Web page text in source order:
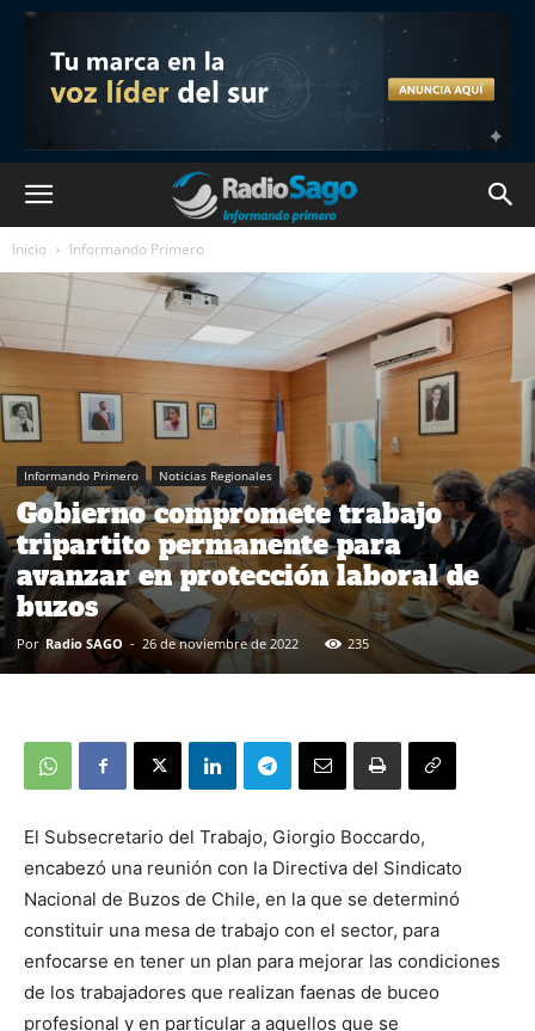
Inicio Informando Primero
Informando Primero Noticias Regionales
Gobierno compromete trabajo
tripartito permanente para
avanzar en protección laboral de
buzos
Por Radio SAGO - 26 de noviembre de 2022 235
El Subsecretario del Trabajo, Giorgio Boccardo,
encabezó una reunión con la Directiva del Sindicato
Nacional de Buzos de Chile, en la que se determinó
constituir una mesa de trabajo con el sector, para
enfocarse en tener un plan para mejorar las condiciones
de los trabajadores que realizan faenas de buceo
profesional y en particular a aquellos que se